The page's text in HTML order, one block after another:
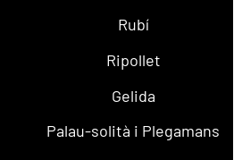
Rubí
Ripollet
Gelida
Palau-solità i Plegamans